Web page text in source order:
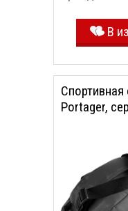
В
Спортивная
Portager,